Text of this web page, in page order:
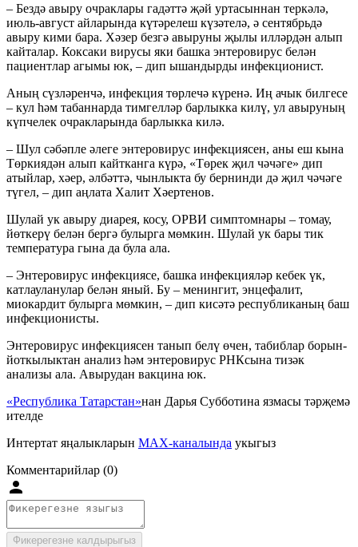
– Бездә авыру очраклары гадәттә җәй уртасыннан теркәлә,
июль-август айларында күтәрелеш күзәтелә, ә сентябрьдә
авыру кими бара. Хәзер безгә авыруны җылы илләрдән алып
кайталар. Коксаки вирусы яки башка энтеровирус белән
пациентлар агымы юк, – дип ышандырды инфекционист.
Аның сүзләренчә, инфекция төрлечә күренә. Иң ачык билгесе
– кул һәм табаннарда тимгелләр барлыкка килү, ул авыруның
күпчелек очракларында барлыкка килә.
– Шул сәбәпле әлеге энтеровирус инфекциясен, аны еш кына
Төркиядән алып кайтканга күрә, «Төрек җил чәчәге» дип
атыйлар, хәер, әлбәттә, чынлыкта бу бернинди дә җил чәчәге
түгел, – дип аңлата Халит Хәертенов.
Шулай ук авыру диарея, косу, ОРВИ симптомнары – томау,
йөткерү белән бергә булырга мөмкин. Шулай ук бары тик
температура гына да була ала.
– Энтеровирус инфекциясе, башка инфекцияләр кебек үк,
катлауланулар белән яный. Бу – менингит, энцефалит,
миокардит булырга мөмкин, – дип кисәтә республиканың баш
инфекционисты.
Энтеровирус инфекциясен танып белү өчен, табиблар борын-
йоткылыктан анализ һәм энтеровирус РНКсына тизәк
анализы ала. Авырудан вакцина юк.
«Республика Татарстан»нан Дарья Субботина язмасы тәрҗемә
ителде
Интертат яңалыкларын MAX-каналында укыгыз
Комментарийлар (0)
Фикерегезне калдырыгыз